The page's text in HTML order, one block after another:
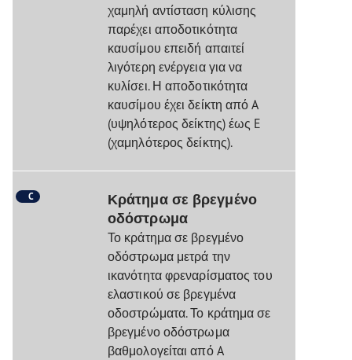
χαμηλή αντίσταση κύλισης
παρέχει αποδοτικότητα
καυσίμου επειδή απαιτεί
λιγότερη ενέργεια για να
κυλίσει. Η αποδοτικότητα
καυσίμου έχει δείκτη από A
(υψηλότερος δείκτης) έως E
(χαμηλότερος δείκτης).
C
Κράτημα σε βρεγμένο
οδόστρωμα
Το κράτημα σε βρεγμένο
οδόστρωμα μετρά την
ικανότητα φρεναρίσματος του
ελαστικού σε βρεγμένα
οδοστρώματα. Το κράτημα σε
βρεγμένο οδόστρωμα
βαθμολογείται από A